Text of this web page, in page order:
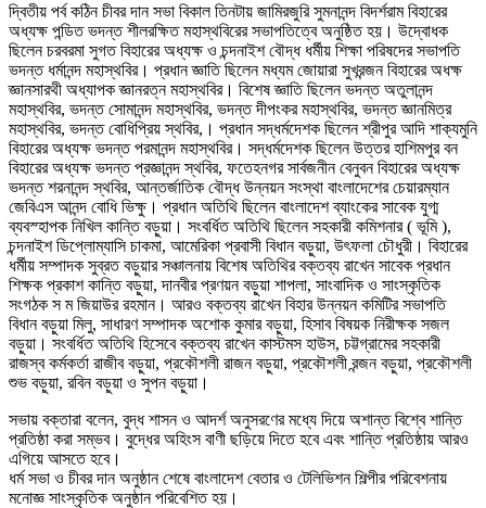
দ্বিতীয় পর্ব কঠিন চীবর দান সভা বিকাল তিনটায় জামিরজুরি সুমনানন্দ বিদর্শরাম বিহারের
অধ্যক্ষ পন্ডিত ভদন্ত শীলরক্ষিত মহাস্থবিরের সভাপতিত্বে অনুষ্ঠিত হয়। উদ্বোধক
ছিলেন চরবরমা সুগত বিহারের অধ্যক্ষ ও চন্দনাইশ বৌদ্ধ ধর্মীয় শিক্ষা পরিষদের সভাপতি
ভদন্ত ধর্মানন্দ মহাস্থবির। প্রধান জ্ঞাতি ছিলেন মধ্যম জোয়ারা সুখরন্জন বিহারের অধক্ষ
জ্ঞানসারথী অধ্যাপক জ্ঞানরত্ন মহাস্থবির। বিশেষ জ্ঞাতি ছিলেন ভদন্ত অতুলানন্দ
মহাস্থবির, ভদন্ত সোমানন্দ মহাস্থবির, ভদন্ত দীপংকর মহাস্থবির, ভদন্ত জ্ঞানমিত্র
মহাস্থবির, ভদন্ত বোধিপ্রিয় স্থবির,। প্রধান সদ্ধর্মদেশক ছিলেন শ্রীপুর আদি শাক্যমুনি
বিহারের অধ্যক্ষ ভদন্ত পরমানন্দ মহাস্থবির। সদ্ধর্মদেশক ছিলেন উত্তর হাশিমপুর বন
বিহারের অধ্যক্ষ ভদন্ত প্রজ্ঞানন্দ স্থবির, ফতেহনগর সার্বজনীন বেনুবন বিহারের অধ্যক্ষ
ভদন্ত শরনানন্দ স্থবির, আন্তর্জাতিক বৌদ্ধ উন্নয়ন সংস্থা বাংলাদেশের চেয়ারম্যান
জেবিএস আনন্দ বোধি ভিক্ষু। প্রধান অতিথি ছিলেন বাংলাদেশ ব্যাংকের সাবেক যুগ্ম
ব্যবস্হাপক নিখিল কান্তি বড়ুয়া। সংবর্ধিত অতিথি ছিলেন সহকারী কমিশনার ( ভূমি ),
চন্দনাইশ ডিপ্লোম্যাসি চাকমা, আমেরিকা প্রবাসী বিধান বড়ুয়া, উৎফলা চৌধুরী। বিহারের
ধর্মীয় সম্পাদক সুব্রত বড়ুয়ার সঞ্চালনায় বিশেষ অতিথির বক্তব্য রাখেন সাবেক প্রধান
শিক্ষক প্রকাশ কান্তি বড়ুয়া, দানবীর প্রণয়ন বড়ুয়া শাপলা, সাংবাদিক ও সাংস্কৃতিক
সংগঠক স ম জিয়াউর রহমান। আরও বক্তব্য রাখেন বিহার উন্নয়ন কমিটির সভাপতি
বিধান বড়ুয়া মিলু, সাধারণ সম্পাদক অশোক কুমার বড়ুয়া, হিসাব বিষয়ক নিরীক্ষক সজল
বড়ুয়া। সংবর্ধিত অতিথি হিসেবে বক্তব্য রাখেন কাস্টমস হাউস, চট্টগ্রামের সহকারী
রাজস্ব কর্মকর্তা রাজীব বড়ুয়া, প্রকৌশলী রাজন বড়ুয়া, প্রকৌশলী রন্জন বড়ুয়া, প্রকৌশলী
শুভ বড়ুয়া, রবিন বড়ুয়া ও সুপন বড়ুয়া।
সভায় বক্তারা বলেন, বুদ্ধ শাসন ও আদর্শ অনুসরণের মধ্যে দিয়ে অশান্ত বিশ্বে শান্তি
প্রতিষ্ঠা করা সম্ভব। বুদ্ধের অহিংস বাণী ছড়িয়ে দিতে হবে এবং শান্তি প্রতিষ্ঠায় আরও
এগিয়ে আসতে হবে।
ধর্ম সভা ও চীবর দান অনুষ্ঠান শেষে বাংলাদেশ বেতার ও টেলিভিশন শিল্পীর পরিবেশনায়
মনোজ্ঞ সাংস্কৃতিক অনুষ্ঠান পরিবেশিত হয়।